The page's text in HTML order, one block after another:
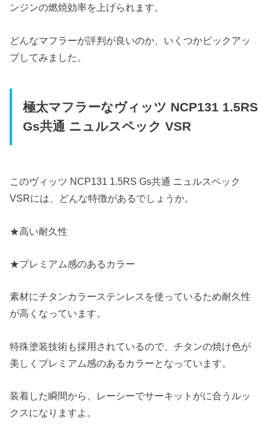
ンジンの燃焼効率を上げられます。
どんなマフラーが評判が良いのか、いくつかピックアッ
プしてみました。
極太マフラーなヴィッツ NCP131 1.5RS
Gs共通 ニュルスペック VSR
このヴィッツ NCP131 1.5RS Gs共通 ニュルスペック
VSRには、どんな特徴があるでしょうか。
★高い耐久性
★プレミアム感のあるカラー
素材にチタンカラーステンレスを使っているため耐久性
が高くなっています。
特殊塗装技術も採用されているので、チタンの焼け色が
美しくプレミアム感のあるカラーとなっています。
装着した瞬間から、レーシーでサーキットがに合うルッ
クスになりますよ。